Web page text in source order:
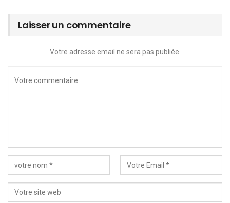
Laisser un commentaire
Votre adresse email ne sera pas publiée.